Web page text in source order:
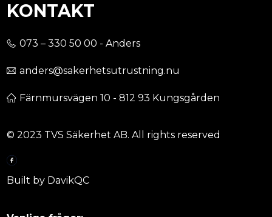
KONTAKT
073 – 330 50 00 - Anders
anders@sakerhetsutrustning.nu
Färnmursvägen 10 - 812 93 Kungsgården
© 2023 TVS Säkerhet AB. All rights reserved
Built by DavikQC